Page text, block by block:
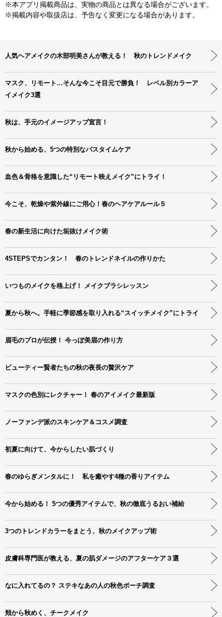
※本アプリ掲載商品は、実物の商品とは異なる場合がございます。
※掲載内容や取扱店は、予告なく変更になる場合があります。
人気ヘアメイクの木部明美さんが教える！ 秋のトレンドメイク
マスク、リモート…そんな今こそ目元で勝負！ レベル別カラーア
イメイク3選
秋は、手元のイメージアップ宣言！
秋から始める、5つの特別なバスタイムケア
血色＆骨格を意識した“リモート映えメイク”にトライ！
今こそ、乾燥や紫外線にご用心！春のヘアケアルール５
春の新生活に向けた垢抜けメイク術
4STEPSでカンタン！ 春のトレンドネイルの作りかた
いつものメイクを格上げ！ メイクブラシレッスン
夏から秋へ。手軽に季節感を取り入れる“スイッチメイク”にトライ
眉毛のプロが伝授！ 今っぽ美眉の作り方
ビューティー賢者たちの秋の夜長の贅沢ケア
マスクの色別にレクチャー！ 春のアイメイク最新版
ノーファンデ派のスキンケア＆コスメ調査
初夏に向けて、今からしたい肌づくり
春のゆらぎメンタルに！ 私を癒やす4種の香りアイテム
今から始める！ 5つの優秀アイテムで、秋の徹底うるおい補給
3つのトレンドカラーをまとう、秋のメイクアップ術
皮膚科専門医が教える、夏の肌ダメージのアフターケア３選
なに入れてるの？ ステキなあの人の秋色ポーチ調査
頬から秋めく、チークメイク